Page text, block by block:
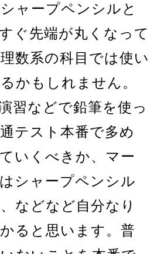
ャープペンシルと
ぐ先端が丸くなって
数系の科目では使い
かもしれません。
習などで鉛筆を使っ
テスト本番で多め
いくべきか、マー
シャープペンシル
などなど自分なり
ると思います。普